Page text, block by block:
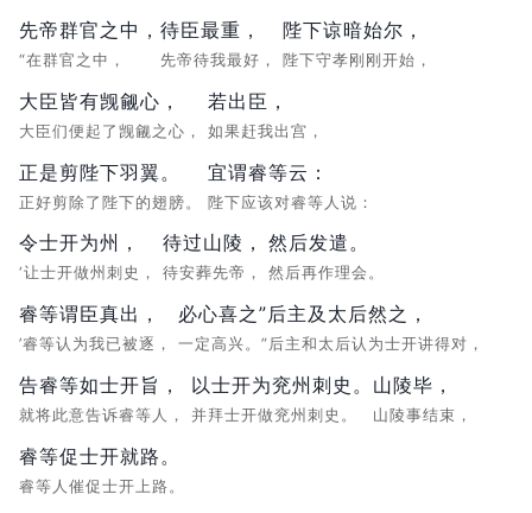
先帝群官之中，
“在群官之中，
待臣最重，
先帝待我最好，
陛下谅暗始尔，
陛下守孝刚刚开始，
大臣皆有觊觎心，
大臣们便起了觊觎之心，
若出臣，
如果赶我出宫，
正是剪陛下羽翼。
正好剪除了陛下的翅膀。
宜谓睿等云：
陛下应该对睿等人说：
令士开为州，
‘让士开做州刺史，
待过山陵，
待安葬先帝，
然后发遣。
然后再作理会。
睿等谓臣真出，
’睿等认为我已被逐，
必心喜之”后主及太后然之，
一定高兴。”后主和太后认为士开讲得对，
告睿等如士开旨，
就将此意告诉睿等人，
以士开为兖州刺史。
并拜士开做兖州刺史。
山陵毕，
山陵事结束，
睿等促士开就路。
睿等人催促士开上路。